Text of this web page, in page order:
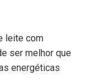
leite com
ser melhor que
energéticas